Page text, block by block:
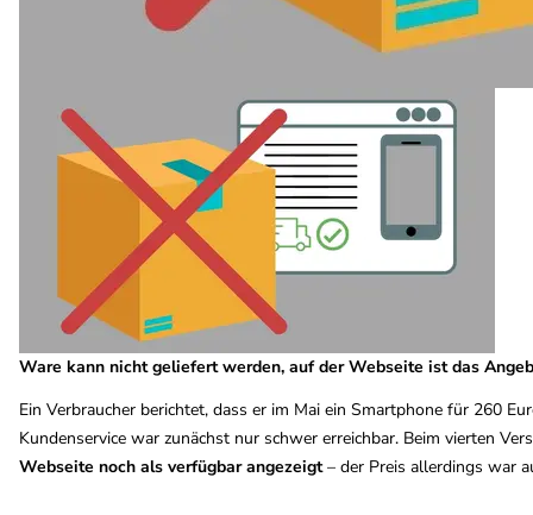
Ware kann nicht geliefert werden, auf der Webseite ist das
Ein Verbraucher berichtet, dass er im Mai ein Smartphone für 260
Kundenservice war zunächst nur schwer erreichbar. Beim vierten
Webseite noch als verfügbar angezeigt– der Preis allerdings war